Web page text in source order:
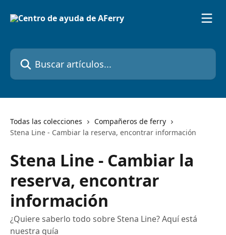
Buscar artículos...
Todas las colecciones
Compañeros de ferry
Stena Line - Cambiar la reserva, encontrar información
Stena Line - Cambiar la
reserva, encontrar
información
¿Quiere saberlo todo sobre Stena Line? Aquí está
nuestra guía